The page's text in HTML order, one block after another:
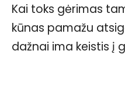
Kai toks gėrimas
kūnas pamažu
dažnai ima keistis į